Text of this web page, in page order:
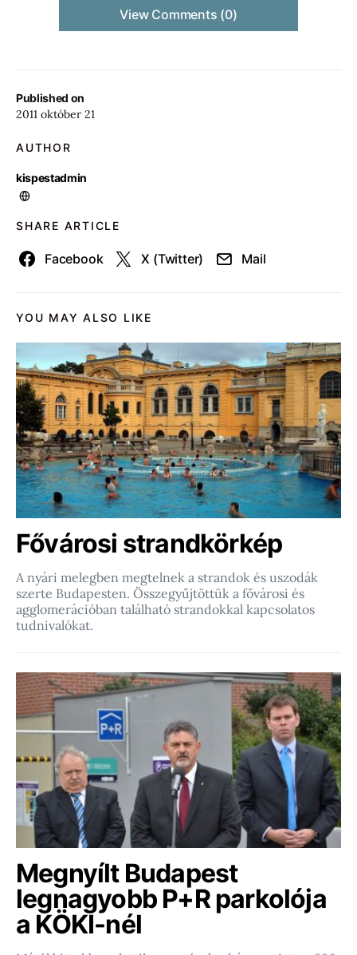
Published on
2011 október 21
AUTHOR
kispestadmin
SHARE ARTICLE
Facebook X (Twitter) Mail
View Comments (0)
YOU MAY ALSO LIKE
Fővárosi strandkörkép
A nyári melegben megtelnek a strandok és uszodák
szerte Budapesten. Összegyűjtöttük a fővárosi és
agglomerációban található strandokkal kapcsolatos
tudnivalókat.
Megnyílt Budapest
legnagyobb P+R parkolója
a KÖKI-nél